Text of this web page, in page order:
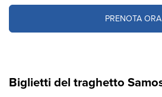
PRENOTA ORA
Biglietti del traghetto